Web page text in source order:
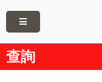
查詢